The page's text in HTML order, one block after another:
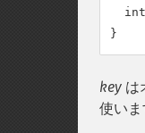
key は
使いま